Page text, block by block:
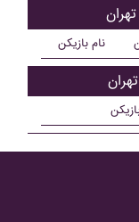
نام بازیکن